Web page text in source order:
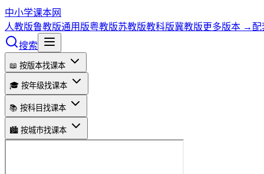
中小学课本网
人教版鲁教版通用版粤教版苏教版教科版冀教版更多版本 → 配
搜索
📖 按版本找课本
🎓 按年级找课本
📚 按科目找课本
🏙️ 按城市找课本